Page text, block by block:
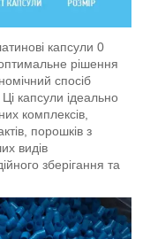
капсули 0
рішення
спосіб
капсули ідеально
комплексів,
порошків з
видів
зберігання та